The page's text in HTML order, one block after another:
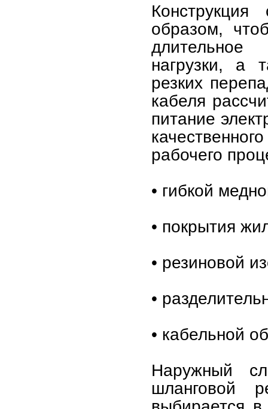
образом,
длительное
нагрузки, а
резких
кабеля
питание
рабочего
• гибкой
• покрытия
• резиновой
•
• кабельной
Наружный
шланговой